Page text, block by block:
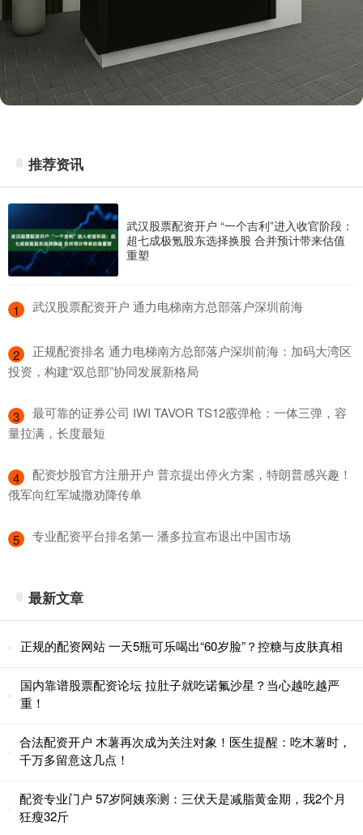
推荐资讯
武汉股票配资开户 “一个吉利”进入收官阶段：
超七成极氪股东选择换股 合并预计带来估值
重塑
1 ​武汉股票配资开户 通力电梯南方总部落户深圳前海
2
​正规配资排名 通力电梯南方总部落户深圳前海：加码大湾区
投资，构建“双总部”协同发展新格局
3
​最可靠的证券公司 IWI TAVOR TS12霰弹枪：一体三弹，容
量拉满，长度最短
4
​配资炒股官方注册开户 普京提出停火方案，特朗普感兴趣！
俄军向红军城撒劝降传单
5 ​专业配资平台排名第一 潘多拉宣布退出中国市场
最新文章
正规的配资网站 一天5瓶可乐喝出“60岁脸”？控糖与皮肤真相
国内靠谱股票配资论坛 拉肚子就吃诺氟沙星？当心越吃越严
重！
合法配资开户 木薯再次成为关注对象！医生提醒：吃木薯时，
千万多留意这几点！
配资专业门户 57岁阿姨亲测：三伏天是减脂黄金期，我2个月
狂瘦32斤